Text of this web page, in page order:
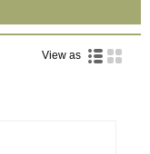
View as